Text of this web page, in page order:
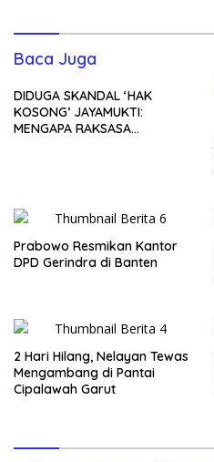
Baca Juga
DIDUGA SKANDAL ‘HAK
KOSONG’ JAYAMUKTI:
MENGAPA RAKSASA
Prabowo Resmikan Kantor
DPD Gerindra di Banten
2 Hari Hilang, Nelayan Tewas
Mengambang di Pantai
Cipalawah Garut